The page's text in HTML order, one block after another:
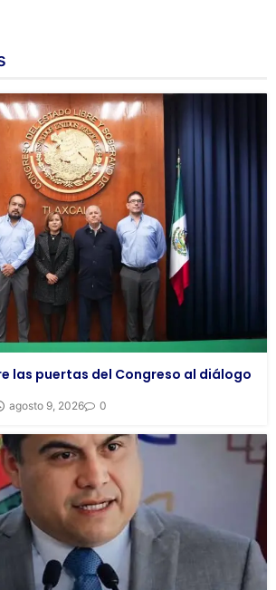
las puertas del Congreso al diálogo
agosto 9, 2026 0